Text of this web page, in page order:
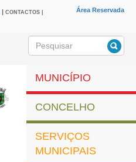
| CONTACTOS |
secundário
Área Reservada
Formulário de
pesquisa
Pesquisar
MUNICÍPIO
CONCELHO
SERVIÇOS
MUNICIPAIS